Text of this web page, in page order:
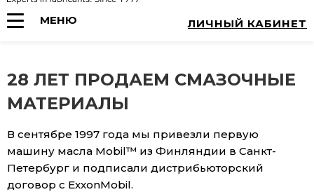
МЕНЮ ЛИЧНЫЙ КАБИНЕТ
28 ЛЕТ ПРОДАЕМ СМАЗОЧНЫЕ
МАТЕРИАЛЫ
В сентябре 1997 года мы привезли первую
машину масла Mobil™ из Финляндии в Санкт-
Петербург и подписали дистрибьюторский
договор с ExxonMobil.